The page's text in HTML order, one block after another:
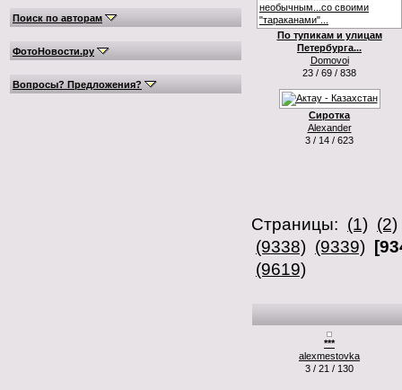
Поиск по авторам
ФотоНовости.ру
Вопросы? Предложения?
По тупикам и улицам
Петербурга...
Domovoi
23 / 69 / 838
Сиротка
Alexander
3 / 14 / 623
Страницы: (1) (2)
(9338) (9339)
(9619)
***
alexmestovka
3 / 21 / 130